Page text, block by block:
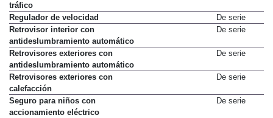
tráfico
Regulador de velocidad
De serie
Retrovisor interior con
antideslumbramiento automático
De serie
Retrovisores exteriores con
antideslumbramiento automático
De serie
Retrovisores exteriores con
calefacción
De serie
Seguro para niños con
accionamiento eléctrico
De serie